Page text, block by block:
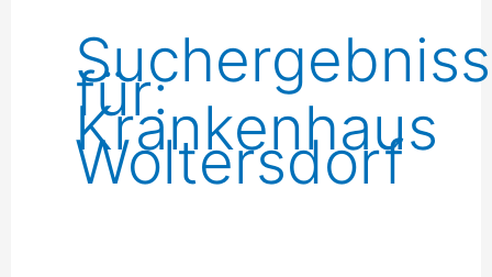
für:
Krankenhaus
Woltersdorf